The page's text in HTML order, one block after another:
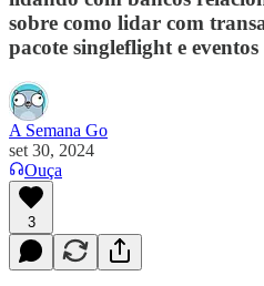
sobre como lidar com
pacote singleflight e eventos
A Semana Go
set 30, 2024
Ouça
3